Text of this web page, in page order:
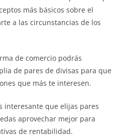
más básicos sobre el
a las circunstancias de los
de comercio podrás
de pares de divisas para que
que más te interesen.
interesante que elijas pares
aprovechar mejor para
de rentabilidad.